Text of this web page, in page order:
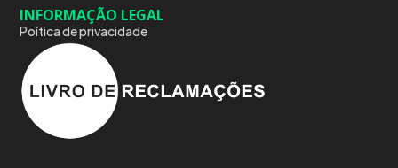
INFORMAÇÃO LEGAL
Poítica de privacidade